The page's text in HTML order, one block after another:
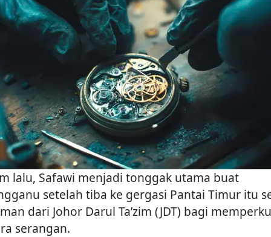
lalu, Safawi menjadi tonggak utama buat
setelah tiba ke gergasi Pantai Timur itu
dari Johor Darul Ta’zim (JDT) bagi
serangan.